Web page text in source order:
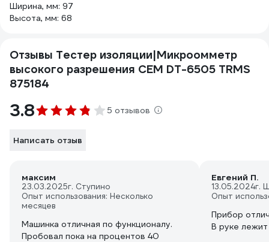
Ширина, мм: 97
Высота, мм: 68
Отзывы Тестер изоляции|Микроомметр
высокого разрешения СЕМ DT-6505 TRMS
875184
3.8 5 отзывов
Написать отзыв
максим
23.03.2025г. Ступино
Опыт использования: Несколько
месяцев
Машинка отличная по функционалу.
Пробовал пока на процентов 40
Евгений П.
13.05.2024г.
Опыт
Прибор
В руке